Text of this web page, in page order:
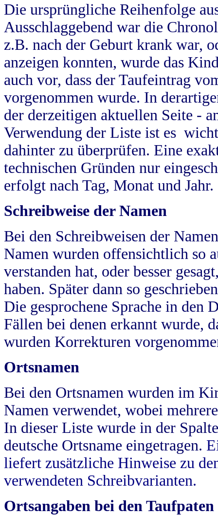
Die ursprüngliche Reihenfolge
Ausschlaggebend war die
z.B. nach der Geburt krank war,
anzeigen konnten, wurde das
auch vor, dass der Taufeintrag
vorgenommen wurde. In
der derzeitigen aktuellen Seite -
Verwendung der Liste ist es
dahinter zu überprüfen. Eine
technischen Gründen nur
erfolgt nach Tag, Monat und Jahr.
Schreibweise der Namen
Bei den Schreibweisen der
Namen wurden offensichtlich so
verstanden hat, oder besser
haben. Später dann so
Die gesprochene Sprache in
Fällen bei denen erkannt wurde,
wurden Korrekturen
Ortsnamen
Bei den Ortsnamen wurden im
Namen verwendet, wobei
In dieser Liste wurde in der
deutsche Ortsname eingetragen.
liefert zusätzliche Hinweise zu
verwendeten Schreibvarianten.
Ortsangaben bei den Taufpaten